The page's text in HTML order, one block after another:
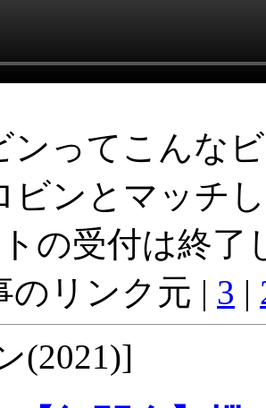
ンってこんな
ビンとマッチ
の受付は終了
のリンク元 | 3 |
(2021)]